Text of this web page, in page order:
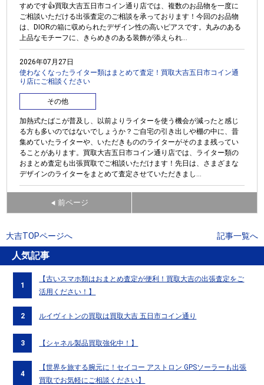
すめです👍買取大吉五日市コイン通り店では、複数のお品物を一度に
ご相談いただける出張査定のご相談を承っております！今回のお品物
は、DIORの箱に収められたデザイン性の高いピアスです。丸みのある
上品なモチーフに、きらめきのある装飾が添えられ...
2026年07月27日
使わなくなったライター類はまとめて査定！買取大吉五日市コイン通
り店にご相談ください
その他
加熱式たばこが普及し、以前よりライターを使う機会が減ったと感じ
る方も多いのではないでしょうか？ご自宅の引き出しや棚の中に、昔
集めていたライターや、いただきもののライターがそのまま残ってい
ることがあります。買取大吉五日市コイン通り店では、ライター類の
おまとめ査定も出張買取でご相談いただけます！先日は、さまざまな
デザインのライターをまとめて査定させていただきまし...
◀ 前ページ
大吉TOPページへ 記事一覧へ
人気記事
1
【古いスマホ類はおまとめ査定が便利！買取大吉の出張査定をご
活用ください！】
2 ルイヴィトンの買取は買取大吉 五日市コイン通り
3 【シャネル製品買取強化中！】
4
【世界を旅する腕元に！セイコー アストロン GPSソーラーも出張
買取でお気軽にご相談ください】